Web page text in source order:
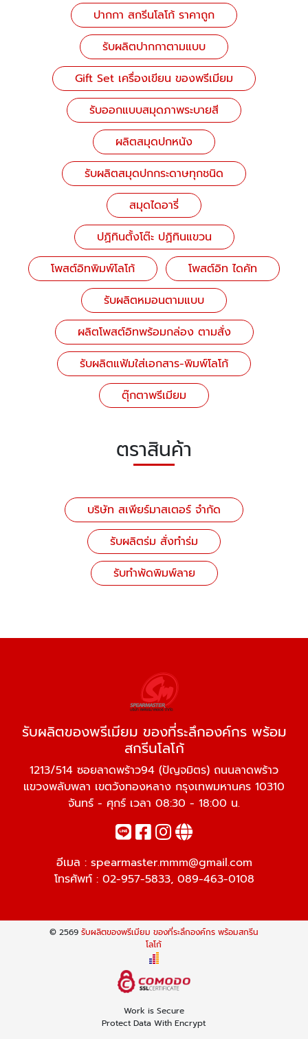
ปากกา สกรีนโลโก้ ราคาถูก
รับผลิตปากกาตามแบบ
Gift Set เครื่องเขียน ของพรีเมียม
รับออกแบบสมุดภาพระบายสี
ผลิตสมุดปกหนัง
รับผลิตสมุดปกกระดาษทุกชนิด
สมุดไดอารี่
ปฏิทินตั้งโต๊ะ ปฏิทินแขวน
โพสต์อิทพิมพ์โลโก้
โพสต์อิท ไดคัท
รับผลิตหมอนตามแบบ
ผลิตโพสต์อิทพร้อมกล่อง ตามสั่ง
รับผลิตแฟ้มใส่เอกสาร-พิมพ์โลโก้
ตุ๊กตาพรีเมียม
ตราสินค้า
บริษัท สเพียร์มาสเตอร์ จำกัด
รับผลิตร่ม สั่งทำร่ม
รับทำพัดพิมพ์ลาย
รับผลิตของพรีเมียม ของที่ระลึกองค์กร พร้อม
สกรีนโลโก้
1213/514 ซอยลาดพร้าว94 (ปัญจมิตร) ถนนลาดพร้าว
แขวงพลับพลา เขตวังทองหลาง กรุงเทพมหานคร 10310
จันทร์ - ศุกร์ เวลา 08:30 - 18:00 น.
อีเมล : spearmaster.mmm@gmail.com
โทรศัพท์ : 02-957-5833, 089-463-0108
© 2569 รับผลิตของพรีเมียม ของที่ระลึกองค์กร พร้อมสกรีน
โลโก้
Work is Secure
Protect Data With Encrypt